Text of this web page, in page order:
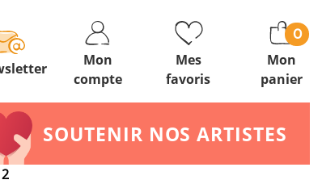
Mon
compte
Mes
favoris
Mon
panier
0
SOUTENIR NOS ARTISTES